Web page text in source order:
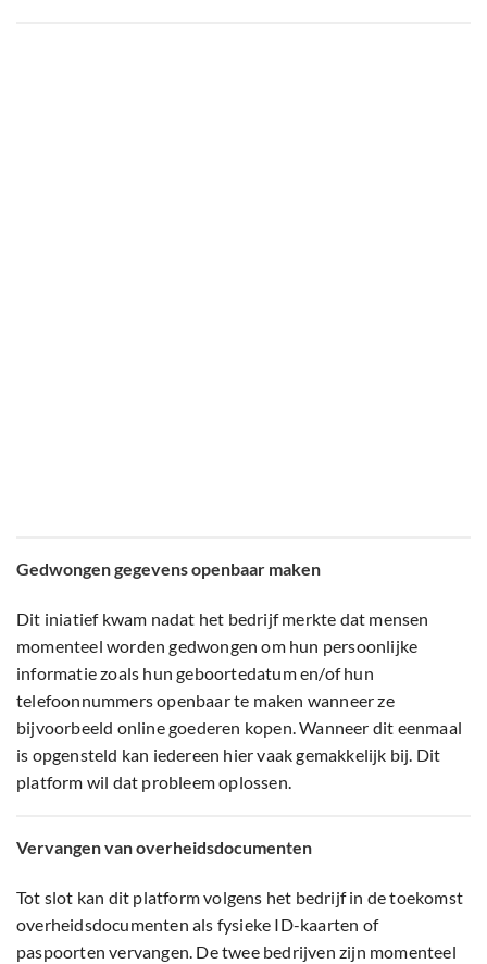
Gedwongen gegevens openbaar maken
Dit iniatief kwam nadat het bedrijf merkte dat mensen
momenteel worden gedwongen om hun persoonlijke
informatie zoals hun geboortedatum en/of hun
telefoonnummers openbaar te maken wanneer ze
bijvoorbeeld online goederen kopen. Wanneer dit eenmaal
is opgensteld kan iedereen hier vaak gemakkelijk bij. Dit
platform wil dat probleem oplossen.
Vervangen van overheidsdocumenten
Tot slot kan dit platform volgens het bedrijf in de toekomst
overheidsdocumenten als fysieke ID-kaarten of
paspoorten vervangen. De twee bedrijven zijn momenteel